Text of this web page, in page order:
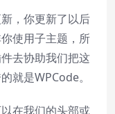
，你更新了以后
使用子主题，所
去协助我们把这
就是WPCode。
在我们的头部或